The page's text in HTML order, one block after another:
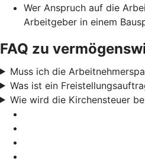
Wer Anspruch auf die
Arbeitgeber in einem
FAQ zu
Muss ich die
Was ist ein
Wie wird die Kirchensteuer